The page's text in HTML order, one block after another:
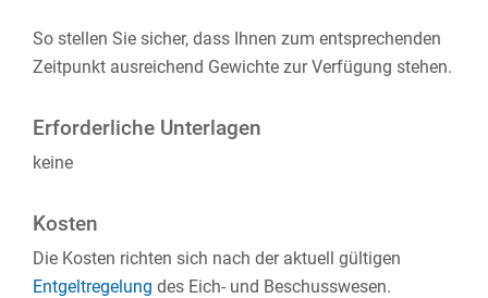
So stellen Sie sicher, dass Ihnen zum entsprechenden
Zeitpunkt ausreichend Gewichte zur Verfügung stehen.
Erforderliche Unterlagen
keine
Kosten
Die Kosten richten sich nach der aktuell gültigen
Entgeltregelung des Eich- und Beschusswesen.